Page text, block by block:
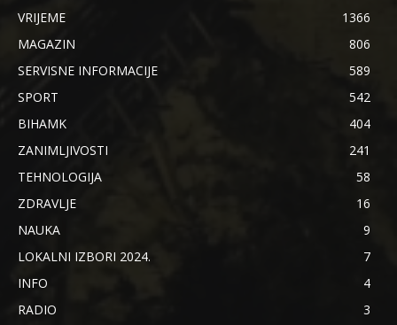
VRIJEME
1366
MAGAZIN
806
SERVISNE INFORMACIJE
589
SPORT
542
BIHAMK
404
ZANIMLJIVOSTI
241
TEHNOLOGIJA
58
ZDRAVLJE
16
NAUKA
9
LOKALNI IZBORI 2024.
7
INFO
4
RADIO
3